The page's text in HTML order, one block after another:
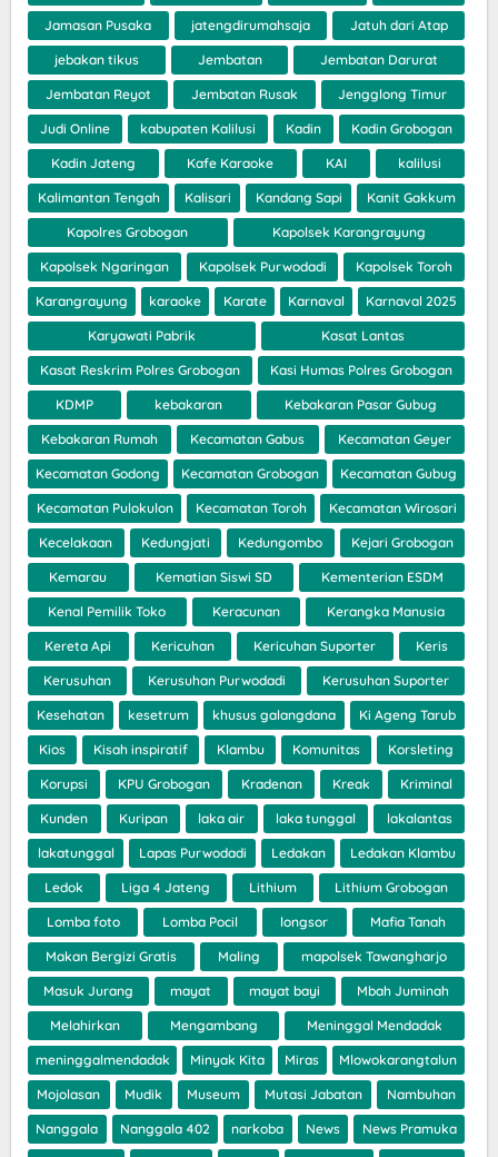
Jamasan Pusaka jatengdirumahsaja Jatuh dari Atap
jebakan tikus Jembatan Jembatan Darurat
Jembatan Reyot Jembatan Rusak Jengglong Timur
Judi Online kabupaten Kalilusi Kadin Kadin Grobogan
Kadin Jateng Kafe Karaoke KAI kalilusi
Kalimantan Tengah Kalisari Kandang Sapi Kanit Gakkum
Kapolres Grobogan Kapolsek Karangrayung
Kapolsek Ngaringan Kapolsek Purwodadi Kapolsek Toroh
Karangrayung karaoke Karate Karnaval Karnaval 2025
Karyawati Pabrik Kasat Lantas
Kasat Reskrim Polres Grobogan Kasi Humas Polres Grobogan
KDMP kebakaran Kebakaran Pasar Gubug
Kebakaran Rumah Kecamatan Gabus Kecamatan Geyer
Kecamatan Godong Kecamatan Grobogan Kecamatan Gubug
Kecamatan Pulokulon Kecamatan Toroh Kecamatan Wirosari
Kecelakaan Kedungjati Kedungombo Kejari Grobogan
Kemarau Kematian Siswi SD Kementerian ESDM
Kenal Pemilik Toko Keracunan Kerangka Manusia
Kereta Api Kericuhan Kericuhan Suporter Keris
Kerusuhan Kerusuhan Purwodadi Kerusuhan Suporter
Kesehatan kesetrum khusus galangdana Ki Ageng Tarub
Kios Kisah inspiratif Klambu Komunitas Korsleting
Korupsi KPU Grobogan Kradenan Kreak Kriminal
Kunden Kuripan laka air laka tunggal lakalantas
lakatunggal Lapas Purwodadi Ledakan Ledakan Klambu
Ledok Liga 4 Jateng Lithium Lithium Grobogan
Lomba foto Lomba Pocil longsor Mafia Tanah
Makan Bergizi Gratis Maling mapolsek Tawangharjo
Masuk Jurang mayat mayat bayi Mbah Juminah
Melahirkan Mengambang Meninggal Mendadak
meninggalmendadak Minyak Kita Miras Mlowokarangtalun
Mojolasan Mudik Museum Mutasi Jabatan Nambuhan
Nanggala Nanggala 402 narkoba News News Pramuka